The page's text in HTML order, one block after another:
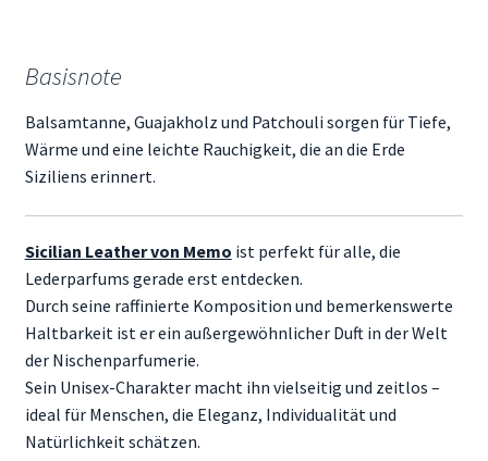
Basisnote
Balsamtanne, Guajakholz und Patchouli sorgen für Tiefe,
Wärme und eine leichte Rauchigkeit, die an die Erde
Siziliens erinnert.
Sicilian Leather von Memo ist perfekt für alle, die
Lederparfums gerade erst entdecken.
Durch seine raffinierte Komposition und bemerkenswerte
Haltbarkeit ist er ein außergewöhnlicher Duft in der Welt
der Nischenparfumerie.
Sein Unisex-Charakter macht ihn vielseitig und zeitlos –
ideal für Menschen, die Eleganz, Individualität und
Natürlichkeit schätzen.